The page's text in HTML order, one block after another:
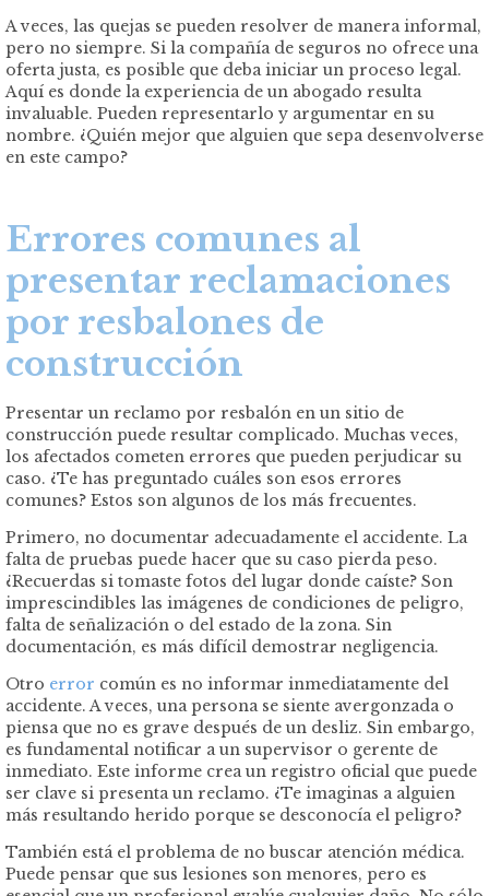
A veces, las quejas se pueden resolver de manera informal,
pero no siempre. Si la compañía de seguros no ofrece una
oferta justa, es posible que deba iniciar un proceso legal.
Aquí es donde la experiencia de un abogado resulta
invaluable. Pueden representarlo y argumentar en su
nombre. ¿Quién mejor que alguien que sepa desenvolverse
en este campo?
Errores comunes al
presentar reclamaciones
por resbalones de
construcción
Presentar un reclamo por resbalón en un sitio de
construcción puede resultar complicado. Muchas veces,
los afectados cometen errores que pueden perjudicar su
caso. ¿Te has preguntado cuáles son esos errores
comunes? Estos son algunos de los más frecuentes.
Primero, no documentar adecuadamente el accidente. La
falta de pruebas puede hacer que su caso pierda peso.
¿Recuerdas si tomaste fotos del lugar donde caíste? Son
imprescindibles las imágenes de condiciones de peligro,
falta de señalización o del estado de la zona. Sin
documentación, es más difícil demostrar negligencia.
Otro error común es no informar inmediatamente del
accidente. A veces, una persona se siente avergonzada o
piensa que no es grave después de un desliz. Sin embargo,
es fundamental notificar a un supervisor o gerente de
inmediato. Este informe crea un registro oficial que puede
ser clave si presenta un reclamo. ¿Te imaginas a alguien
más resultando herido porque se desconocía el peligro?
También está el problema de no buscar atención médica.
Puede pensar que sus lesiones son menores, pero es